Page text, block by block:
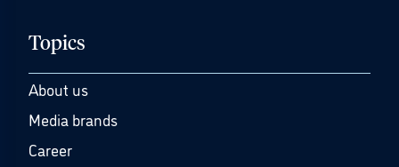
Topics
About us
Media brands
Career